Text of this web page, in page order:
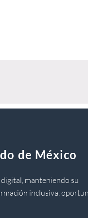
de México
manteniendo su
inclusiva,